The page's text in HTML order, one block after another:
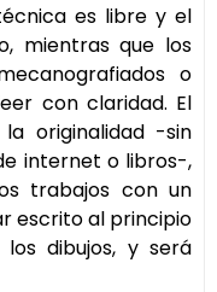
es libre y el
mientras que los
o
con claridad. El
originalidad -sin
internet o libros-,
trabajos con un
escrito al principio
dibujos, y será